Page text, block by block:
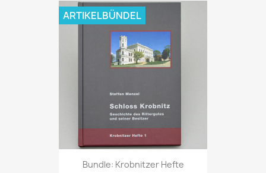
Bundle: Krobnitzer Hefte
ARTIKELBÜNDEL